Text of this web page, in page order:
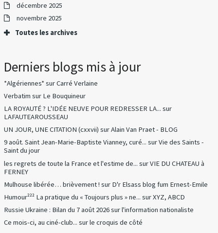
décembre 2025
novembre 2025
Toutes les archives
Derniers blogs mis à jour
*Algériennes*surCarré Verlaine
Verbatim sur Le Bouquineur
LA ROYAUTÉ ? L'IDÉE NEUVE POUR REDRESSER LA... sur
LAFAUTEAROUSSEAU
UN JOUR, UNE CITATION (cxxvii) surAlain Van Praet - BLOG
9 août. Saint Jean-Marie-Baptiste Vianney, curé... surVie des Saints -
Saint du jour
les regrets de toute la France et l'estime de... surVIE DU CHATEAU à
FERNEY
Mulhouse libérée… brièvement ! sur D'r Elsass blog fum Ernest-Emile
Humour²²² La pratique du « Toujours plus » ne... surXYZ, ABCD
Russie Ukraine : Bilan du 7 août 2026surl'information nationaliste
Ce mois-ci, au ciné-club... surle croquis de côté